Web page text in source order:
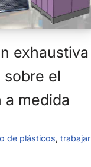
exhaustiva
sobre el
a medida
de plásticos, trabajar